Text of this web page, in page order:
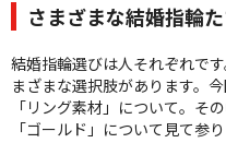
お問い合わせ
さまざまな結婚指輪
結婚指輪選びは人それぞれで
まざまな選択肢があります。
「リング素材」について。そ
「ゴールド」について見て参り